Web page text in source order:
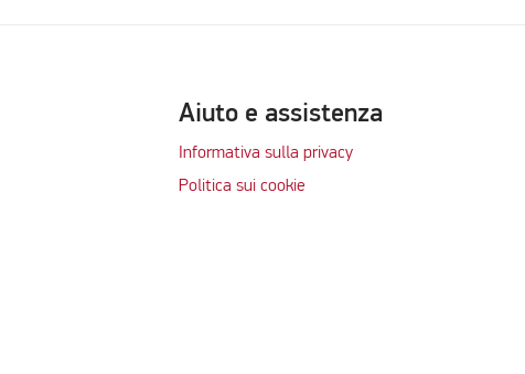
Aiuto e assistenza
Informativa sulla privacy
Politica sui cookie